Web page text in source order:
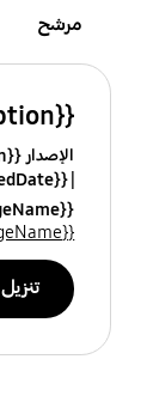
مرشح
{{file.description}}
الإصدار {{file.fileVersion}}
{{file.fileModifiedDate}}
{{file.languageName}}
{{file.languageName}}
تنزيل